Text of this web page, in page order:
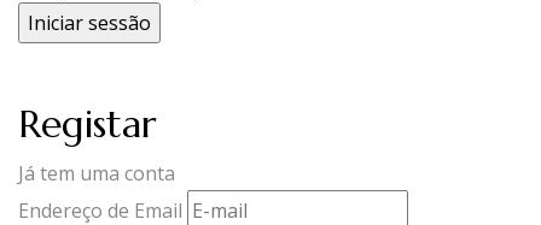
Registar
Já tem uma conta
Endereço de Email